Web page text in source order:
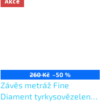
Doporučujeme...
260 Kč –50 %
Závěs metráž Fine
Diament tyrkysovězelený